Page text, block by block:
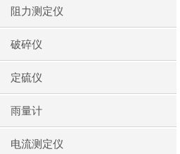
阻力测定仪
破碎仪
定硫仪
雨量计
电流测定仪